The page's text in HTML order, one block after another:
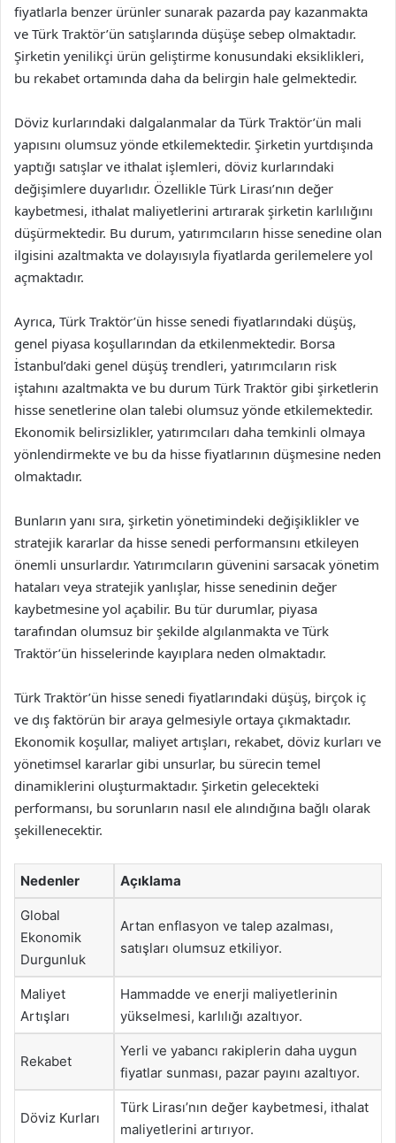
fiyatlarla benzer ürünler sunarak pazarda pay kazanmakta
ve Türk Traktör’ün satışlarında düşüşe sebep olmaktadır.
Şirketin yenilikçi ürün geliştirme konusundaki eksiklikleri,
bu rekabet ortamında daha da belirgin hale gelmektedir.
Döviz kurlarındaki dalgalanmalar da Türk Traktör’ün mali
yapısını olumsuz yönde etkilemektedir. Şirketin yurtdışında
yaptığı satışlar ve ithalat işlemleri, döviz kurlarındaki
değişimlere duyarlıdır. Özellikle Türk Lirası’nın değer
kaybetmesi, ithalat maliyetlerini artırarak şirketin karlılığını
düşürmektedir. Bu durum, yatırımcıların hisse senedine olan
ilgisini azaltmakta ve dolayısıyla fiyatlarda gerilemelere yol
açmaktadır.
Ayrıca, Türk Traktör’ün hisse senedi fiyatlarındaki düşüş,
genel piyasa koşullarından da etkilenmektedir. Borsa
İstanbul’daki genel düşüş trendleri, yatırımcıların risk
iştahını azaltmakta ve bu durum Türk Traktör gibi şirketlerin
hisse senetlerine olan talebi olumsuz yönde etkilemektedir.
Ekonomik belirsizlikler, yatırımcıları daha temkinli olmaya
yönlendirmekte ve bu da hisse fiyatlarının düşmesine neden
olmaktadır.
Bunların yanı sıra, şirketin yönetimindeki değişiklikler ve
stratejik kararlar da hisse senedi performansını etkileyen
önemli unsurlardır. Yatırımcıların güvenini sarsacak yönetim
hataları veya stratejik yanlışlar, hisse senedinin değer
kaybetmesine yol açabilir. Bu tür durumlar, piyasa
tarafından olumsuz bir şekilde algılanmakta ve Türk
Traktör’ün hisselerinde kayıplara neden olmaktadır.
Türk Traktör’ün hisse senedi fiyatlarındaki düşüş, birçok iç
ve dış faktörün bir araya gelmesiyle ortaya çıkmaktadır.
Ekonomik koşullar, maliyet artışları, rekabet, döviz kurları ve
yönetimsel kararlar gibi unsurlar, bu sürecin temel
dinamiklerini oluşturmaktadır. Şirketin gelecekteki
performansı, bu sorunların nasıl ele alındığına bağlı olarak
şekillenecektir.
Nedenler Açıklama
Global
Ekonomik
Durgunluk
Artan enflasyon ve talep azalması,
satışları olumsuz etkiliyor.
Maliyet
Artışları
Hammadde ve enerji maliyetlerinin
yükselmesi, karlılığı azaltıyor.
Rekabet
Yerli ve yabancı rakiplerin daha uygun
fiyatlar sunması, pazar payını azaltıyor.
Döviz Kurları
Türk Lirası’nın değer kaybetmesi, ithalat
maliyetlerini artırıyor.